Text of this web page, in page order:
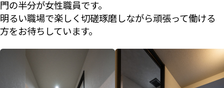
門の半分が女性職員です。
明るい職場で楽しく切磋琢磨しながら頑張って働ける
方をお待ちしています。